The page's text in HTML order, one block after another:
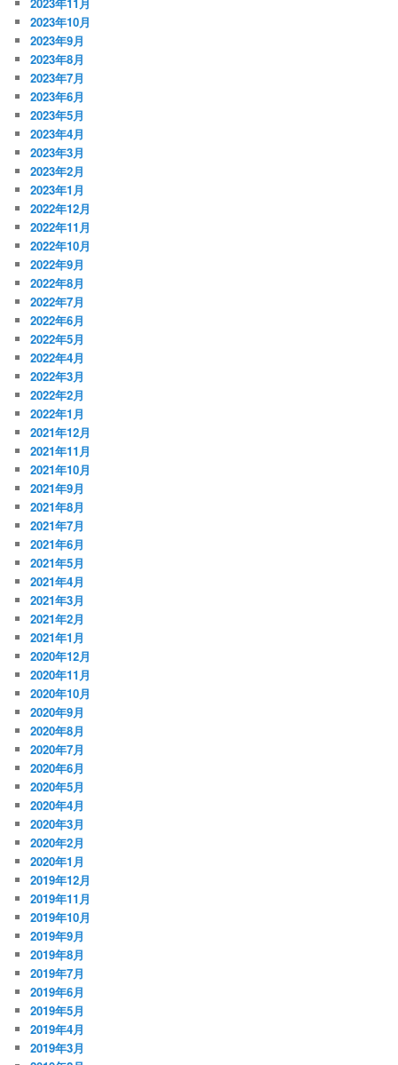
2023年10月
2023年9月
2023年8月
2023年7月
2023年6月
2023年5月
2023年4月
2023年3月
2023年2月
2023年1月
2022年12月
2022年11月
2022年10月
2022年9月
2022年8月
2022年7月
2022年6月
2022年5月
2022年4月
2022年3月
2022年2月
2022年1月
2021年12月
2021年11月
2021年10月
2021年9月
2021年8月
2021年7月
2021年6月
2021年5月
2021年4月
2021年3月
2021年2月
2021年1月
2020年12月
2020年11月
2020年10月
2020年9月
2020年8月
2020年7月
2020年6月
2020年5月
2020年4月
2020年3月
2020年2月
2020年1月
2019年12月
2019年11月
2019年10月
2019年9月
2019年8月
2019年7月
2019年6月
2019年5月
2019年4月
2019年3月